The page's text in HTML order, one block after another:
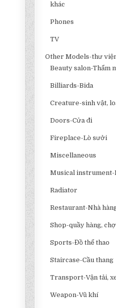
khác
Phones
TV
Other Models-thư
Beauty salon-Thẩm
Billiards-Bida
Creature-sinh vật,
Doors-Cửa đi
Fireplace-Lò sưởi
Miscellaneous
Musical instrument-
Radiator
Restaurant-Nhà
Shop-quầy hàng,
Sports-Đồ thể thao
Staircase-Cầu thang
Transport-Vận tải,
Weapon-Vũ khí